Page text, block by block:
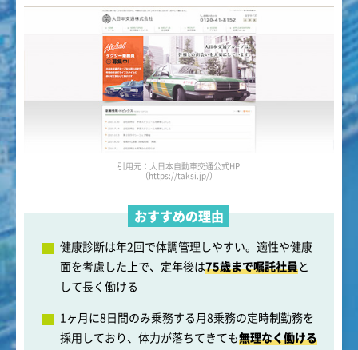
引用元：大日本自動車交通公式HP
（https://taksi.jp/）
おすすめの理由
健康診断は年2回で体調管理しやすい。適性や健康
面を考慮した上で、定年後は75歳まで嘱託社員と
して長く働ける
1ヶ月に8日間のみ乗務する月8乗務の定時制勤務を
採用しており、体力が落ちてきても無理なく働ける